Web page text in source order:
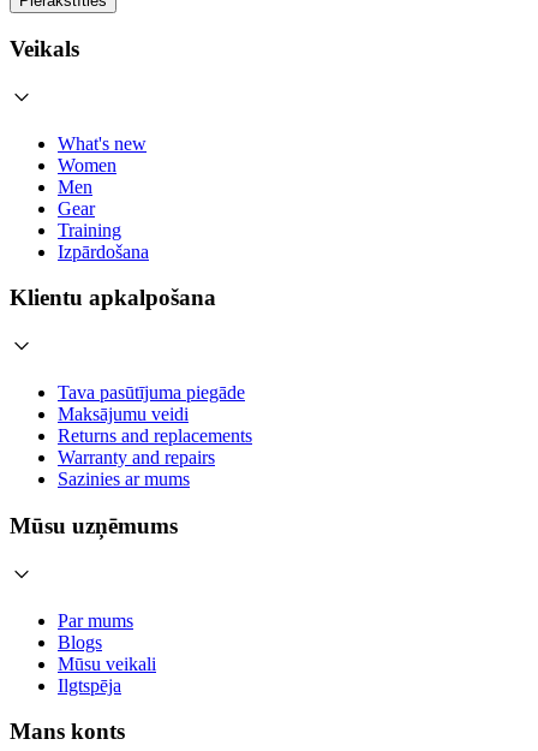
Veikals
What's new
Women
Men
Gear
Training
Izpārdošana
Klientu apkalpošana
Tava pasūtījuma piegāde
Maksājumu veidi
Returns and replacements
Warranty and repairs
Sazinies ar mums
Mūsu uzņēmums
Par mums
Blogs
Mūsu veikali
Ilgtspēja
Mans konts